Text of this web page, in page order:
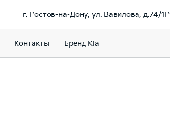
г. Ростов-на-Дону, ул. Вавилова, д.74/1Р
Контакты Бренд Kia